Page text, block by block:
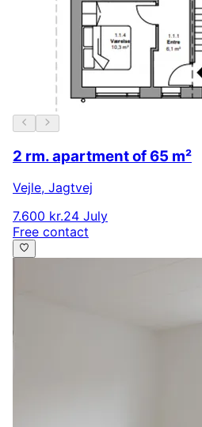
2 rm. apartment of 65 m²
Vejle, Jagtvej
7.600 kr.24 July
Free contact